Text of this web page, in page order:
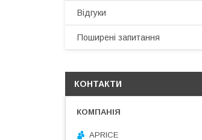
Відгуки
Поширені запитання
КОНТАКТИ
APRICE